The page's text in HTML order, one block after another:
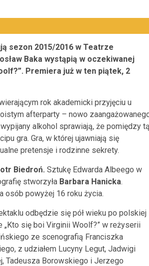
sezon 2015/2016 w Teatrze
Baka wystąpią w oczekiwanej
Premiera już w ten piątek, 2
rok akademicki przyjęciu u
afterparty – nowo
alkohol sprawiają, że pomiędzy
gra. Gra, w której ujawniają się
pretensje i rodzinne sekrety.
Biedroń. Sztukę Edwarda Albeego w
stworzyła Barbara Hanicka.
osób powyżej 16 roku życia.
odbędzie się pół wieku po polskiej
„Kto się boi Virginii Woolf?” w reżyserii
ze scenografią Franciszka
z udziałem Lucyny Legut, Jadwigi
Tadeusza Borowskiego i Jerzego